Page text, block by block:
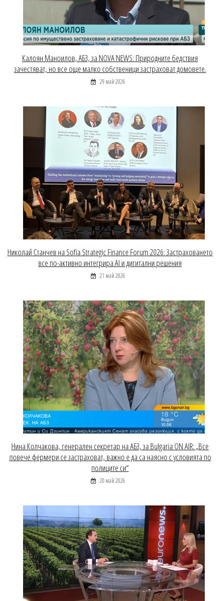
Калоян Маноилов, АБЗ, за NOVA NEWS: Природните бедствия
зачестяват, но все още малко собственици застраховат домовете.
29 май 2026
Николай Станчев на Sofia Strategic Finance Forum 2026: Застраховането
все по-активно интегрира AI и дигитални решения
21 май 2026
Нина Колчакова, генерален секретар на АБЗ, за Bulgaria ON AIR: „Все
повече фермери се застраховат, важно е да са наясно с условията по
полиците си“
20 май 2026